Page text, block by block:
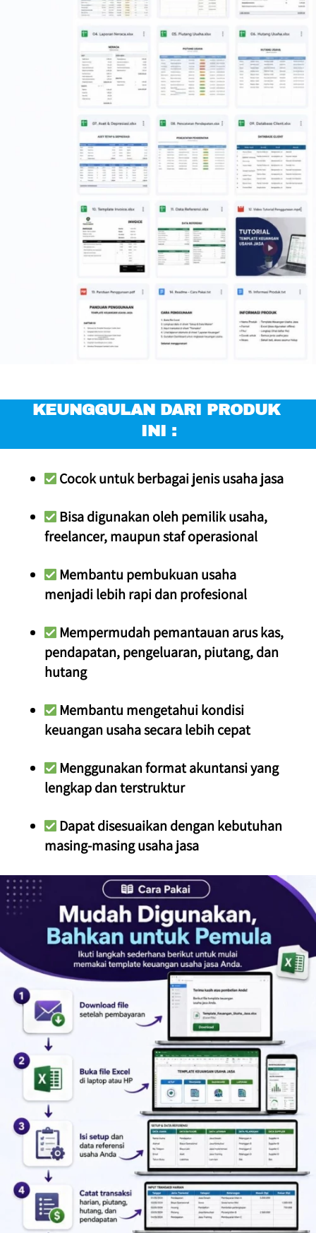
KEUNGGULAN DARI PRODUK
INI :
Cocok untuk berbagai jenis usaha jasa
Bisa digunakan oleh pemilik usaha,
freelancer, maupun staf operasional
Membantu pembukuan usaha
menjadi lebih rapi dan profesional
Mempermudah pemantauan arus kas,
pendapatan, pengeluaran, piutang, dan
hutang
Membantu mengetahui kondisi
keuangan usaha secara lebih cepat
Menggunakan format akuntansi yang
lengkap dan terstruktur
Dapat disesuaikan dengan kebutuhan
masing-masing usaha jasa